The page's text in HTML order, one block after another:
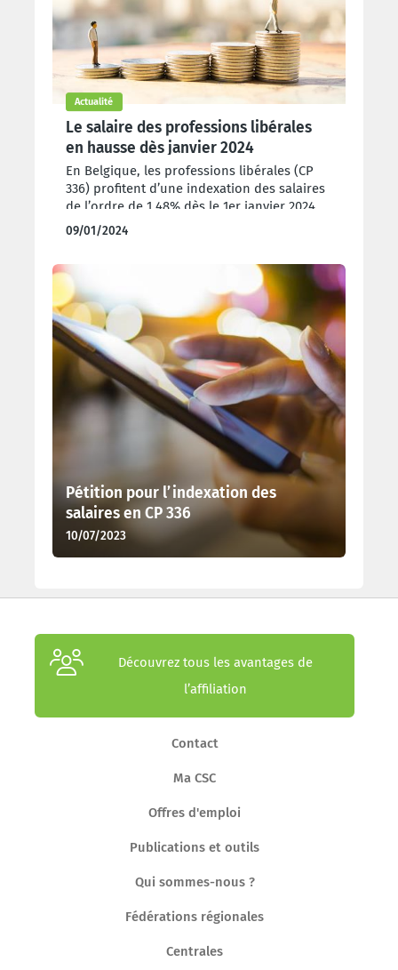
Actualité
Le salaire des professions libérales
en hausse dès janvier 2024
En Belgique, les professions libérales (CP
336) profitent d’une indexation des salaires
de l’ordre de 1,48% dès le 1er janvier 2024.
09/01/2024
Pétition pour l’indexation des
salaires en CP 336
10/07/2023
Découvrez tous les avantages de
l’affiliation
Contact
Ma CSC
Offres d'emploi
Publications et outils
Qui sommes-nous ?
Fédérations régionales
Centrales